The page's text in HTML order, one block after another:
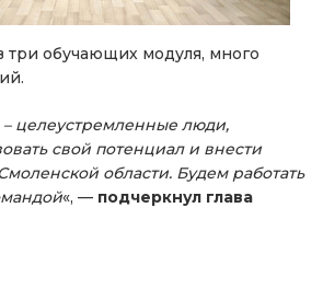
обучающих модуля, много
целеустремленные люди,
свой потенциал и внести
области. Будем работать
«, — подчеркнул глава